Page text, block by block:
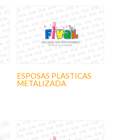
ESPOSAS PLASTICAS
METALIZADA